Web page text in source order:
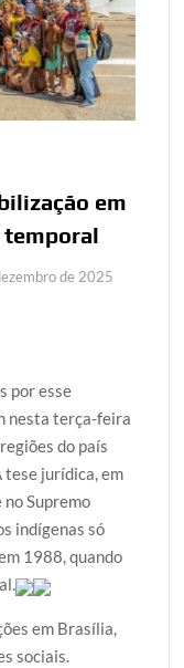
em
de 2025
por esse
nesta terça-feira
do país
tese jurídica, em
Supremo
indígenas só
1988, quando
em Brasília,
sociais.